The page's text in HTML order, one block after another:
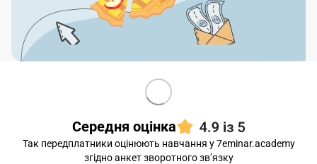
Середня оцінка
Так передплатники оцінюють навчання у 7eminar.academy
згідно анкет зворотного звʼязку